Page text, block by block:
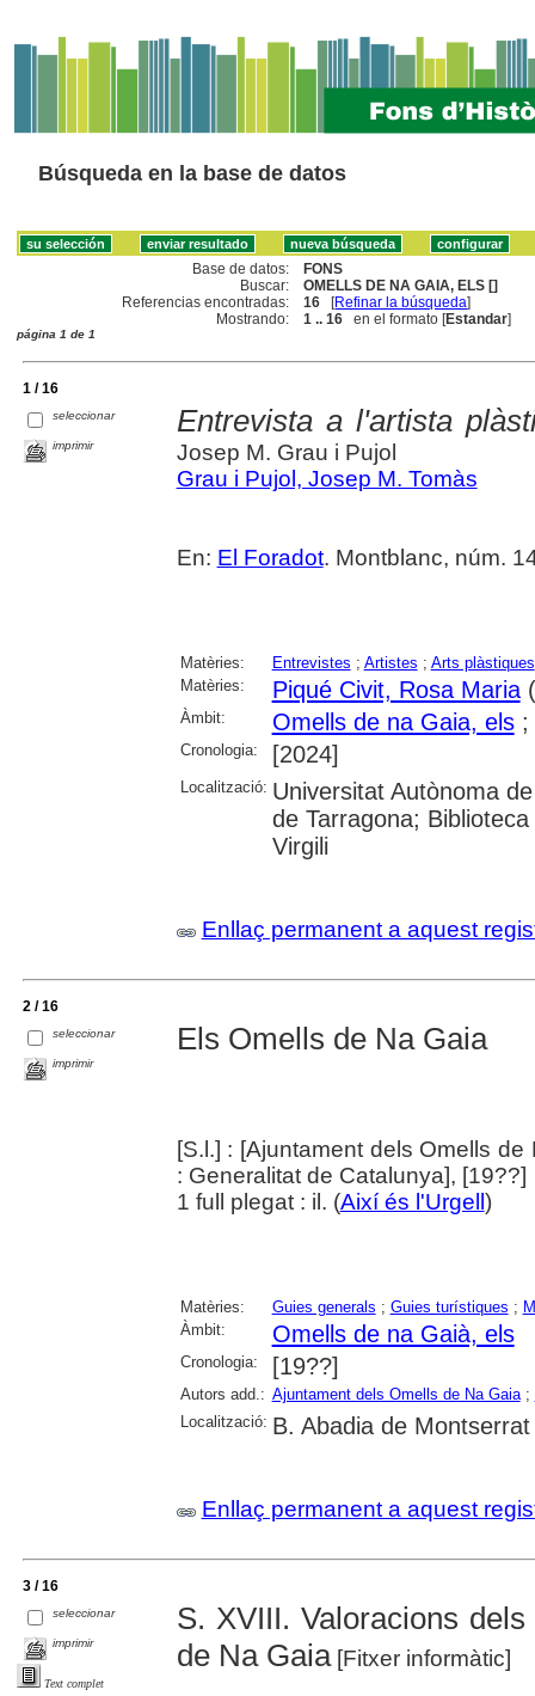
Búsqueda en la base de datos
Base de datos:
FONS
Buscar:
OMELLS DE NA GAIA, ELS []
Referencias encontradas:
16 [Refinar la búsqueda]
Mostrando:
1 .. 16 en el formato [Estandar]
página 1 de 1
1 / 16
seleccionar
imprimir
Entrevista a l'artista
Josep M. Grau i Pujol
Grau i Pujol, Josep M. Tomàs
En: El Foradot. Montblanc, núm.
Matèries: Entrevistes ; Artistes ; Arts plàstiques
Matèries:
Piqué Civit, Rosa Maria
Àmbit: Omells de na Gaia, els;
Cronologia: [2024]
Localització: Universitat Autònoma
de Tarragona;
Virgili
Enllaç permanent a aquest
2 / 16
seleccionar
imprimir
Els Omells de Na Gaia
[S.l.] : [Ajuntament dels Omells
: Generalitat de Catalunya], [19??]
1 full plegat : il. (Així és l'Urgell )
Matèries: Guies generals ; Guies turístiques ;
Àmbit:
Omells de na Gaià, els
Cronologia: [19??]
Autors add.: Ajuntament dels Omells de Na Gaia;
Localització: B. Abadia de Montserrat
Enllaç permanent a aquest
3 / 16
seleccionar
imprimir
Text complet
S. XVIII. Valoracions
de Na Gaia[Fitxer informàtic]